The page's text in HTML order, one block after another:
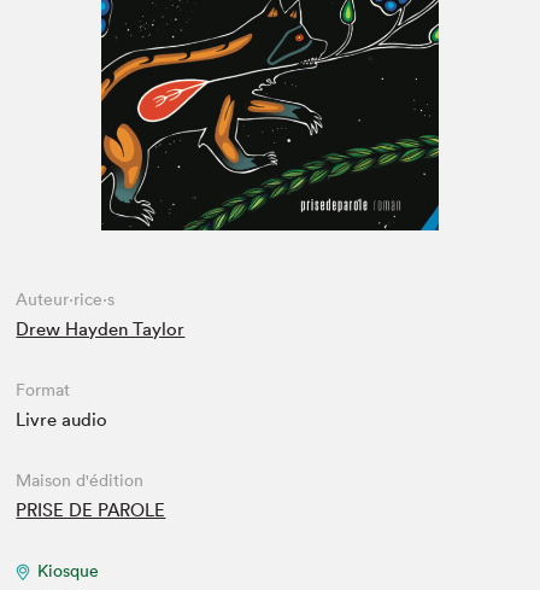
Espace médias
Auteur·rice·s
Drew Hayden Taylor
Format
Livre audio
Maison d'édition
PRISE DE PAROLE
Kiosque